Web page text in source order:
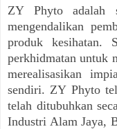
ZY Phyto adalah
mengendalikan
produk kesihatan.
perkhidmatan untuk
merealisasikan
sendiri. ZY Phyto
telah ditubuhkan
Industri Alam Jaya,